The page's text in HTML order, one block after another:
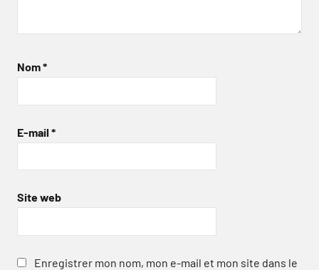
Nom*
E-mail *
Site web
Enregistrer mon nom, mon e-mail et mon site dans le